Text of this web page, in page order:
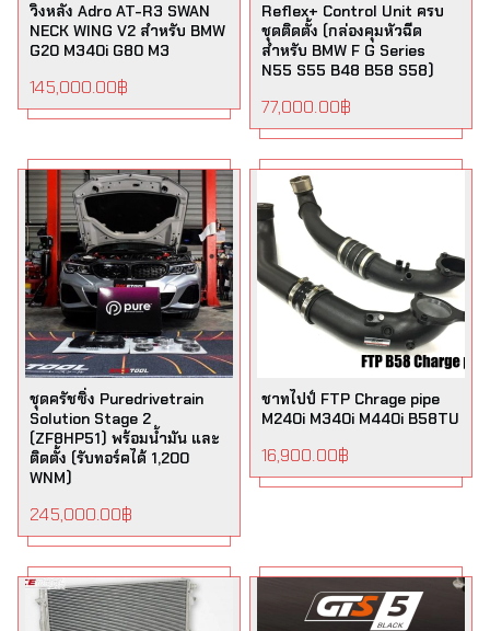
วิงหลัง Adro AT-R3 SWAN
NECK WING V2 สำหรับ BMW
G20 M340i G80 M3
145,000.00฿
Reflex+ Control Unit ครบ
ชุดติดตั้ง (กล่องคุมหัวฉีด
สำหรับ BMW F G Series
N55 S55 B48 B58 S58)
77,000.00฿
ชุดครัชซิ่ง Puredrivetrain
Solution Stage 2
(ZF8HP51) พร้อมน้ำมัน และ
ติดตั้ง (รับทอร์คได้ 1,200
WNM)
245,000.00฿
ชาทไปป์ FTP Chrage pipe
M240i M340i M440i B58TU
16,900.00฿